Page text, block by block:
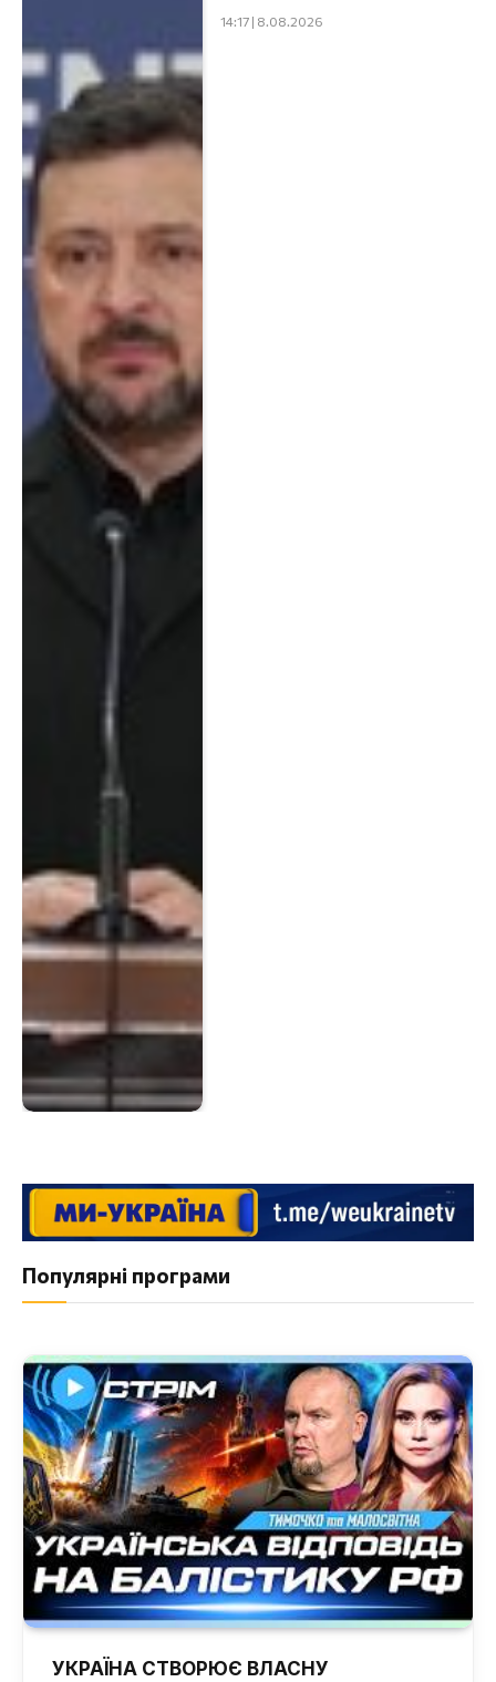
14:17 | 8.08.2026
Популярні програми
УКРАЇНА СТВОРЮЄ ВЛАСНУ